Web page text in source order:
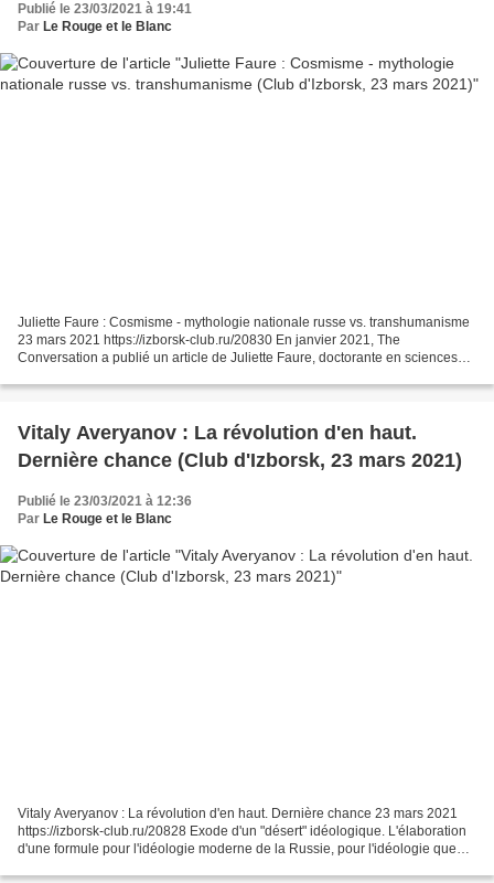
Publié le 23/03/2021 à 19:41
Par Le Rouge et le Blanc
Juliette Faure : Cosmisme - mythologie nationale russe vs. transhumanisme
23 mars 2021 https://izborsk-club.ru/20830 En janvier 2021, The
Conversation a publié un article de Juliette Faure, doctorante en sciences
Vitaly Averyanov : La révolution d'en haut.
Dernière chance (Club d'Izborsk, 23 mars 2021)
Publié le 23/03/2021 à 12:36
Par Le Rouge et le Blanc
Vitaly Averyanov : La révolution d'en haut. Dernière chance 23 mars 2021
https://izborsk-club.ru/20828 Exode d'un "désert" idéologique. L'élaboration
d'une formule pour l'idéologie moderne de la Russie, pour l'idéologie que